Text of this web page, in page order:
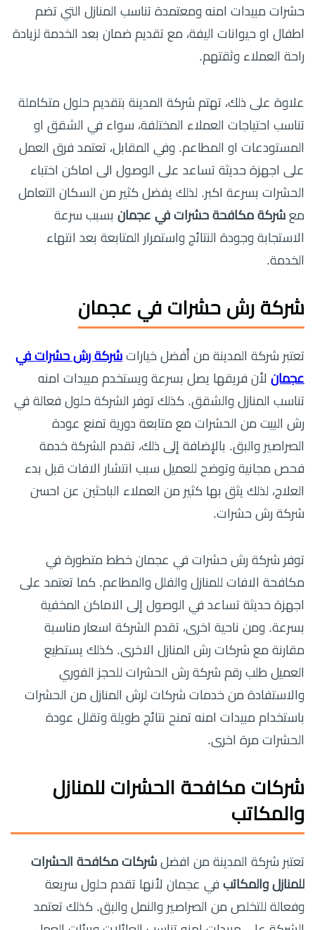
حشرات مبيدات امنه ومعتمدة تناسب المنازل التي تضم
اطفال او حيوانات اليفة، مع تقديم ضمان بعد الخدمة لزيادة
راحة العملاء وثقتهم.
علاوة على ذلك، تهتم شركة المدينة بتقديم حلول متكاملة
تناسب احتياجات العملاء المختلفة، سواء في الشقق او
المستودعات او المطاعم. وفي المقابل، تعتمد فرق العمل
على اجهزة حديثة تساعد على الوصول الى اماكن اختباء
الحشرات بسرعة اكبر. لذلك يفضل كثير من السكان التعامل
مع شركة مكافحة حشرات في عجمان بسبب سرعة
الاستجابة وجودة النتائج واستمرار المتابعة بعد انتهاء
الخدمة.
شركة رش حشرات في عجمان
تعتبر شركة المدينة من أفضل خيارات شركة رش حشرات في
عجمان لأن فريقها يصل بسرعة ويستخدم مبيدات امنه
تناسب المنازل والشقق. كذلك توفر الشركة حلول فعالة في
رش البيت من الحشرات مع متابعة دورية تمنع عودة
الصراصير والبق. بالإضافة إلى ذلك، تقدم الشركة خدمة
فحص مجانية وتوضح للعميل سبب انتشار الافات قبل بدء
العلاج، لذلك يثق بها كثير من العملاء الباحثين عن احسن
شركة رش حشرات.
توفر شركة رش حشرات في عجمان خطط متطورة في
مكافحة الافات للمنازل والفلل والمطاعم. كما تعتمد على
اجهزة حديثة تساعد في الوصول إلى الاماكن المخفية
بسرعة. ومن ناحية اخرى، تقدم الشركة اسعار مناسبة
مقارنة مع شركات رش المنازل الاخرى. كذلك يستطيع
العميل طلب رقم شركة رش الحشرات للحجز الفوري
والاستفادة من خدمات شركات لرش المنازل من الحشرات
باستخدام مبيدات امنه تمنح نتائج طويلة وتقلل عودة
الحشرات مرة اخرى.
شركات مكافحة الحشرات للمنازل
والمكاتب
تعتبر شركة المدينة من افضل شركات مكافحة الحشرات
للمنازل والمكاتب في عجمان لأنها تقدم حلول سريعة
وفعالة للتخلص من الصراصير والنمل والبق. كذلك تعتمد